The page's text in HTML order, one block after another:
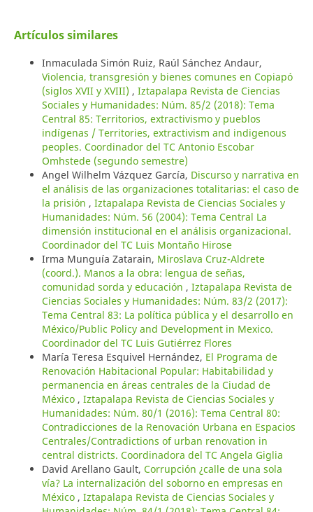
Artículos similares
Inmaculada Simón Ruiz, Raúl Sánchez Andaur,
Violencia, transgresión y bienes comunes en Copiapó
(siglos XVII y XVIII) , Iztapalapa Revista de Ciencias
Sociales y Humanidades: Núm. 85/2 (2018): Tema
Central 85: Territorios, extractivismo y pueblos
indígenas / Territories, extractivism and indigenous
peoples. Coordinador del TC Antonio Escobar
Omhstede (segundo semestre)
Angel Wilhelm Vázquez García, Discurso y narrativa en
el análisis de las organizaciones totalitarias: el caso de
la prisión , Iztapalapa Revista de Ciencias Sociales y
Humanidades: Núm. 56 (2004): Tema Central La
dimensión institucional en el análisis organizacional.
Coordinador del TC Luis Montaño Hirose
Irma Munguía Zatarain, Miroslava Cruz-Aldrete
(coord.). Manos a la obra: lengua de señas,
comunidad sorda y educación , Iztapalapa Revista de
Ciencias Sociales y Humanidades: Núm. 83/2 (2017):
Tema Central 83: La política pública y el desarrollo en
México/Public Policy and Development in Mexico.
Coordinador del TC Luis Gutiérrez Flores
María Teresa Esquivel Hernández, El Programa de
Renovación Habitacional Popular: Habitabilidad y
permanencia en áreas centrales de la Ciudad de
México , Iztapalapa Revista de Ciencias Sociales y
Humanidades: Núm. 80/1 (2016): Tema Central 80:
Contradicciones de la Renovación Urbana en Espacios
Centrales/Contradictions of urban renovation in
central districts. Coordinadora del TC Angela Giglia
David Arellano Gault, Corrupción ¿calle de una sola
vía? La internalización del soborno en empresas en
México , Iztapalapa Revista de Ciencias Sociales y